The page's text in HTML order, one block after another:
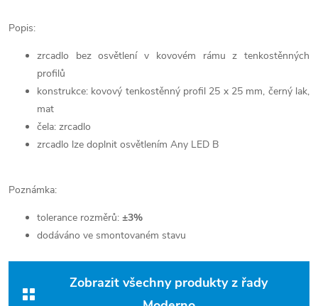
Popis:
zrcadlo bez osvětlení v kovovém rámu z tenkostěnných
profilů
konstrukce: kovový tenkostěnný profil 25 x 25 mm, černý lak,
mat
čela: zrcadlo
zrcadlo lze doplnit osvětlením Any LED B
Poznámka:
tolerance rozměrů: ±3%
dodáváno ve smontovaném stavu
Zobrazit všechny produkty z řady